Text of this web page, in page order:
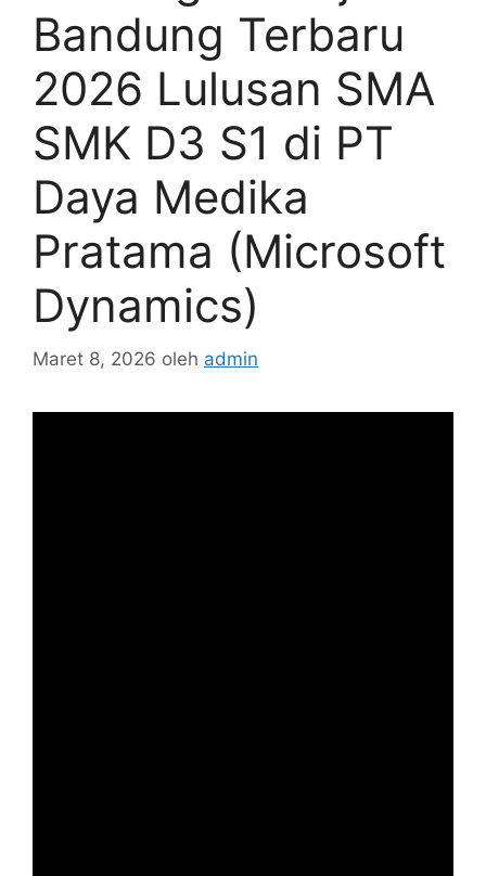
Bandung Terbaru
2026 Lulusan SMA
SMK D3 S1 di PT
Daya Medika
Pratama (Microsoft
Dynamics)
Maret 8, 2026 oleh admin